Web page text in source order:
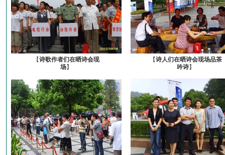
【诗歌作者们在晒诗会现
场】
【诗人们在晒诗会现场品茶
吟诗】